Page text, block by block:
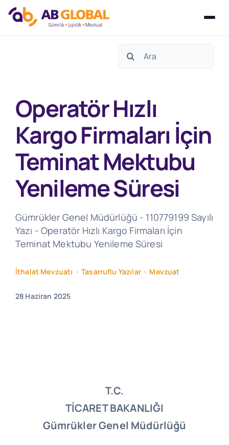
Search
Operatör Hızlı
Kargo Firmaları İçin
Teminat Mektubu
Yenileme Süresi
Gümrükler Genel Müdürlüğü - 110779199 Sayılı
Yazı - Operatör Hızlı Kargo Firmaları İçin
Teminat Mektubu Yenileme Süresi
İthalat Mevzuatı •Tasarruflu Yazılar• Mevzuat
28 Haziran 2025
T.C.
TİCARET BAKANLIĞI
Gümrükler Genel Müdürlüğü